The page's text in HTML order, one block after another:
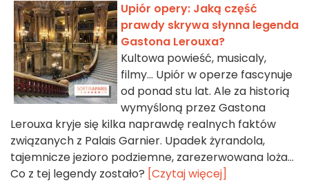
Upiór opery: Jaką część
prawdy skrywa słynna legenda
Gastona Lerouxa?
Kultowa powieść, musicaly,
filmy... Upiór w operze fascynuje
od ponad stu lat. Ale za historią
wymyśloną przez Gastona
Lerouxa kryje się kilka naprawdę realnych faktów
związanych z Palais Garnier. Upadek żyrandola,
tajemnicze jezioro podziemne, zarezerwowana loża...
Co z tej legendy zostało? [Czytaj więcej]